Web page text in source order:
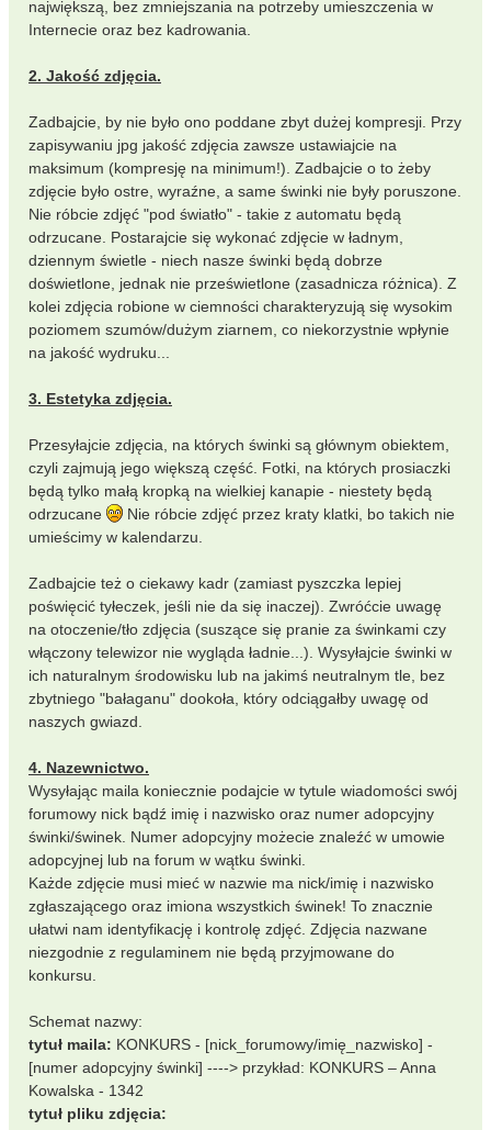
największą, bez zmniejszania na potrzeby umieszczenia w
Internecie oraz bez kadrowania.
2. Jakość zdjęcia.
Zadbajcie, by nie było ono poddane zbyt dużej kompresji. Przy
zapisywaniu jpg jakość zdjęcia zawsze ustawiajcie na
maksimum (kompresję na minimum!). Zadbajcie o to żeby
zdjęcie było ostre, wyraźne, a same świnki nie były poruszone.
Nie róbcie zdjęć "pod światło" - takie z automatu będą
odrzucane. Postarajcie się wykonać zdjęcie w ładnym,
dziennym świetle - niech nasze świnki będą dobrze
doświetlone, jednak nie prześwietlone (zasadnicza różnica). Z
kolei zdjęcia robione w ciemności charakteryzują się wysokim
poziomem szumów/dużym ziarnem, co niekorzystnie wpłynie
na jakość wydruku...
3. Estetyka zdjęcia.
Przesyłajcie zdjęcia, na których świnki są głównym obiektem,
czyli zajmują jego większą część. Fotki, na których prosiaczki
będą tylko małą kropką na wielkiej kanapie - niestety będą
odrzucane
Nie róbcie zdjęć przez kraty klatki, bo takich nie
umieścimy w kalendarzu.
Zadbajcie też o ciekawy kadr (zamiast pyszczka lepiej
poświęcić tyłeczek, jeśli nie da się inaczej). Zwróćcie uwagę
na otoczenie/tło zdjęcia (suszące się pranie za świnkami czy
włączony telewizor nie wygląda ładnie...). Wysyłajcie świnki w
ich naturalnym środowisku lub na jakimś neutralnym tle, bez
zbytniego "bałaganu" dookoła, który odciągałby uwagę od
naszych gwiazd.
4. Nazewnictwo.
Wysyłając maila koniecznie podajcie w tytule wiadomości swój
forumowy nick bądź imię i nazwisko oraz numer adopcyjny
świnki/świnek. Numer adopcyjny możecie znaleźć w umowie
adopcyjnej lub na forum w wątku świnki.
Każde zdjęcie musi mieć w nazwie ma nick/imię i nazwisko
zgłaszającego oraz imiona wszystkich świnek! To znacznie
ułatwi nam identyfikację i kontrolę zdjęć. Zdjęcia nazwane
niezgodnie z regulaminem nie będą przyjmowane do
konkursu.
Schemat nazwy:
tytuł maila: KONKURS - [nick_forumowy/imię_nazwisko] -
[numer adopcyjny świnki] ----> przykład: KONKURS – Anna
Kowalska - 1342
tytuł pliku zdjęcia: